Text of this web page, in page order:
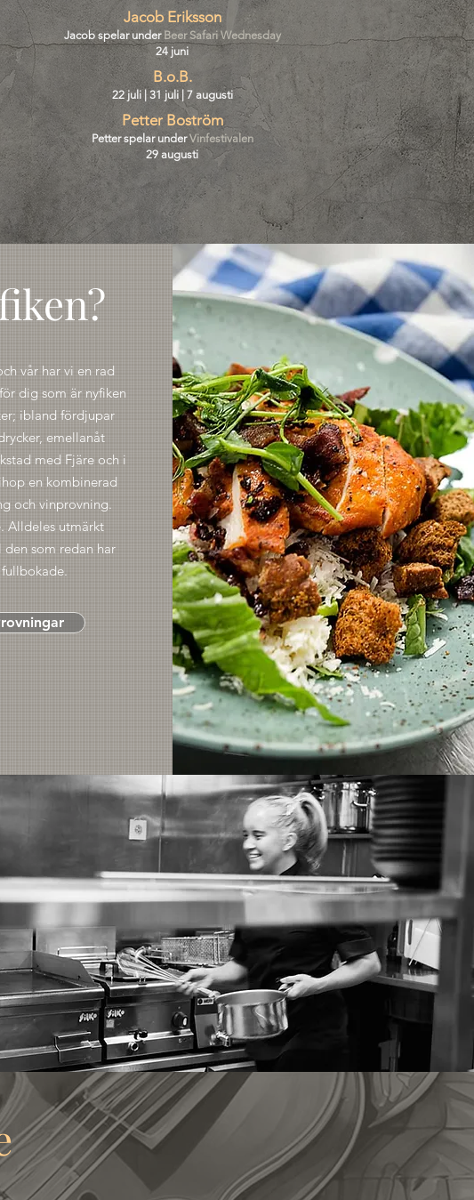
Jacob Eriksson
Jacob spelar underBeer Safari Wednesday
24 juni
B.o.B.
22 juli | 31 juli | 7 augusti
Petter Boström
Petter spelar underVinfestivalen
29 augusti
vår har vi en rad
dig som är nyfiken
ibland fördjupar
emellanåt
med Fjäre och i
en kombinerad
och vinprovning.
Alldeles utmärkt
den som redan har